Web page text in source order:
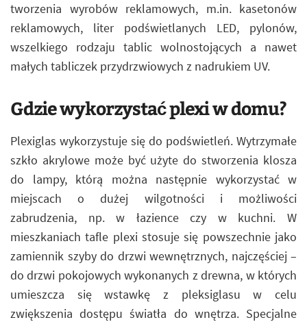
tworzenia wyrobów reklamowych, m.in. kasetonów
reklamowych, liter podświetlanych LED, pylonów,
wszelkiego rodzaju tablic wolnostojących a nawet
małych tabliczek przydrzwiowych z nadrukiem UV.
Gdzie wykorzystać plexi w domu?
Plexiglas wykorzystuje się do podświetleń. Wytrzymałe
szkło akrylowe może być użyte do stworzenia klosza
do lampy, którą można następnie wykorzystać w
miejscach o dużej wilgotności i możliwości
zabrudzenia, np. w łazience czy w kuchni. W
mieszkaniach tafle plexi stosuje się powszechnie jako
zamiennik szyby do drzwi wewnętrznych, najczęściej –
do drzwi pokojowych wykonanych z drewna, w których
umieszcza się wstawkę z pleksiglasu w celu
zwiększenia dostępu światła do wnętrza. Specjalne